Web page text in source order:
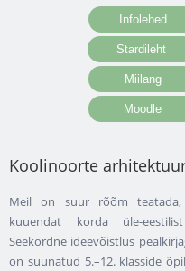
Koolinoorte
Meil on suur rõõm
kuuendat korda üle-
Seekordne ideevõistlus
on suunatud 5.–12. klasside